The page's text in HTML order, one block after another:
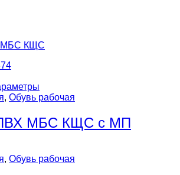
МБС КЩС
, Обувь рабочая
МБС КЩС с МП
, Обувь рабочая